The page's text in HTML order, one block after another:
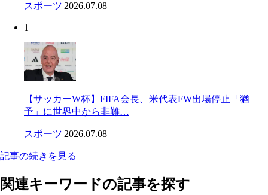
スポーツ|2026.07.08
1
【サッカーW杯】FIFA会長、米代表FW出場停止「猶
予」に世界中から非難…
スポーツ|2026.07.08
記事の続きを見る
関連キーワードの記事を探す